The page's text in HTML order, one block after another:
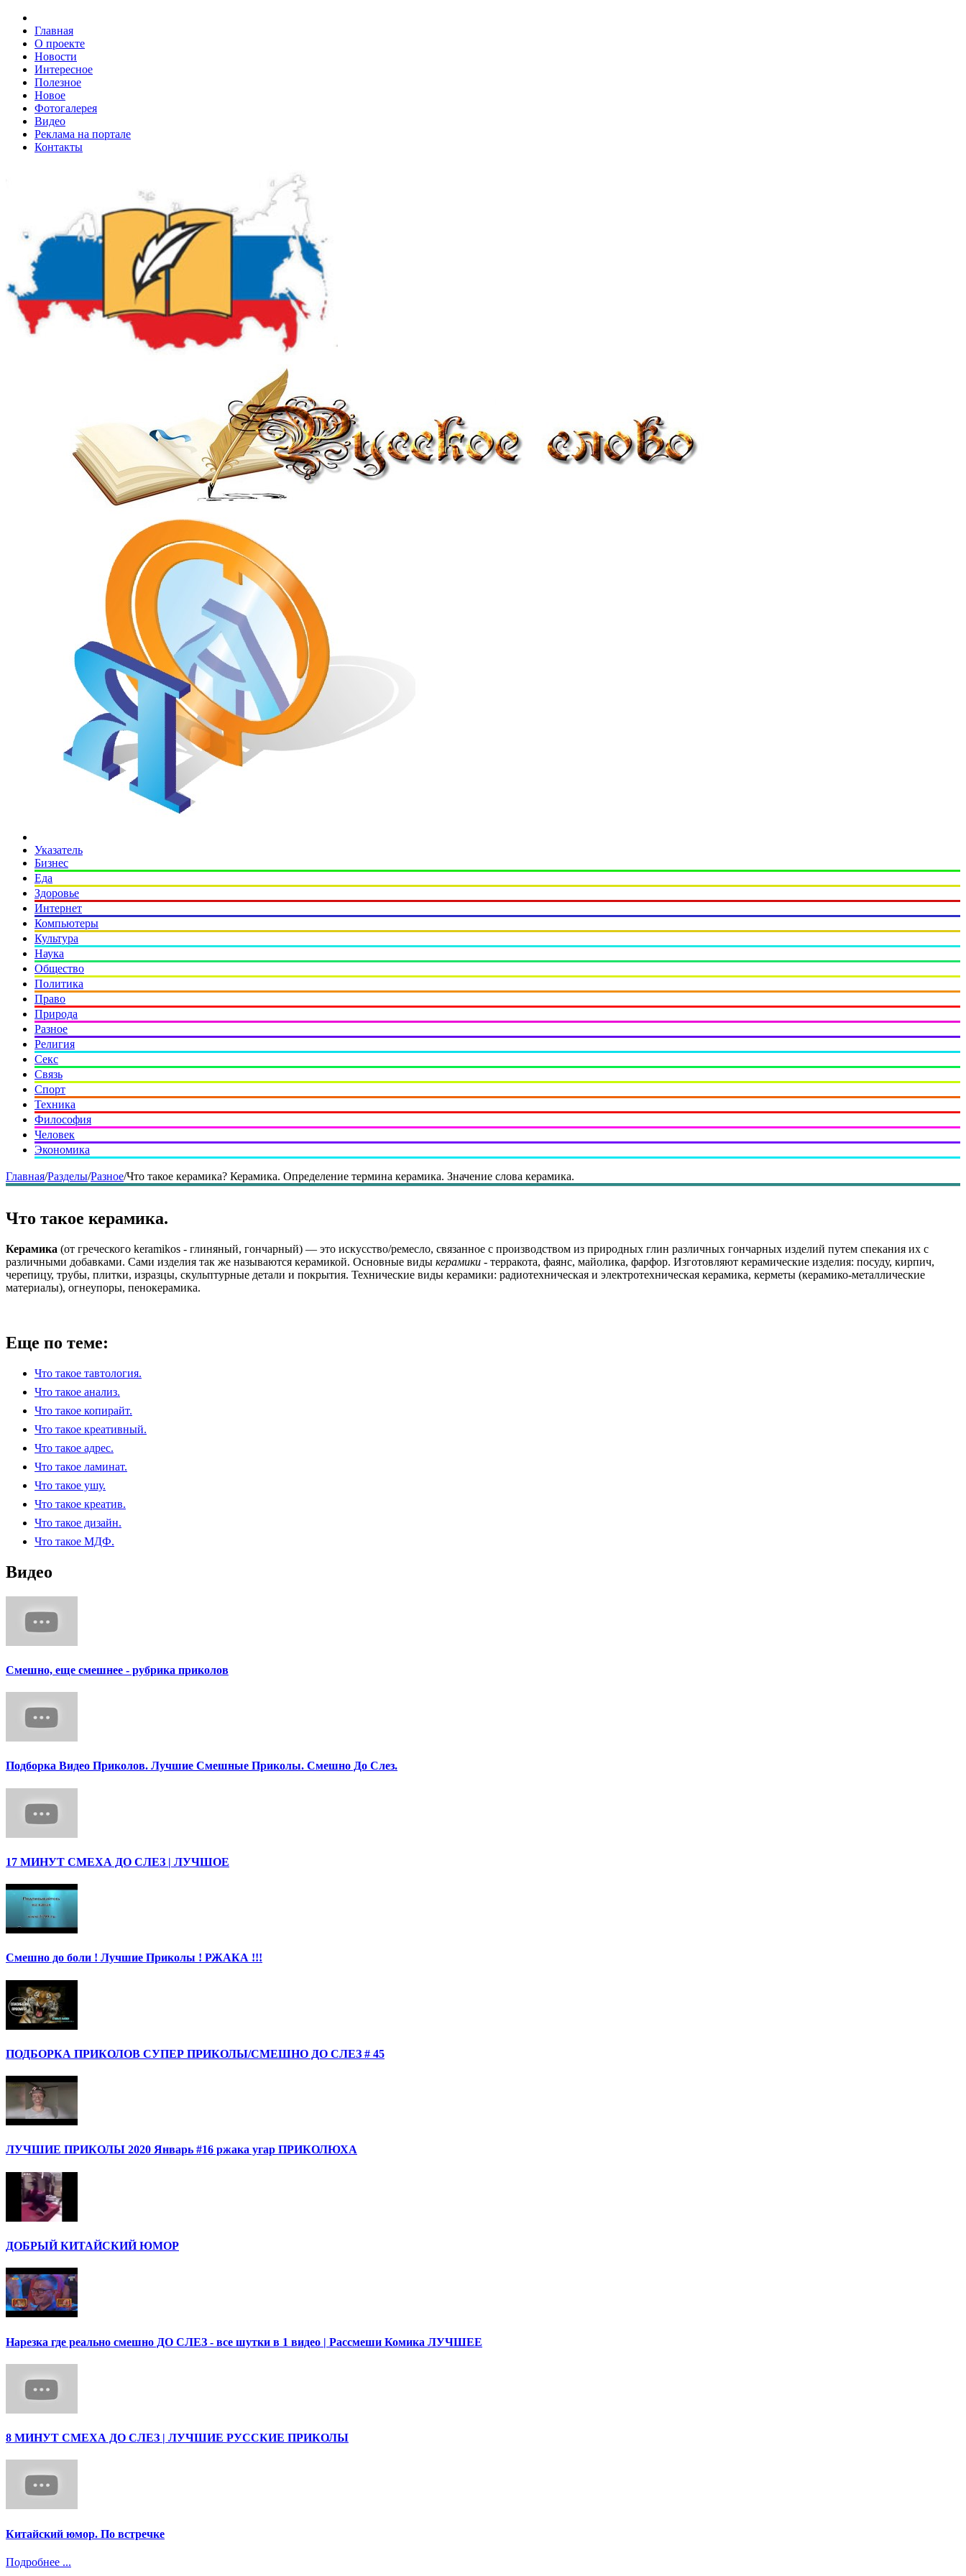
Главная
О проекте
Новости
Интересное
Полезное
Новое
Фотогалерея
Видео
Реклама на портале
Контакты
Указатель
Бизнес
Еда
Здоровье
Интернет
Компьютеры
Культура
Наука
Общество
Политика
Право
Природа
Разное
Религия
Секс
Связь
Спорт
Техника
Философия
Человек
Экономика
Главная/Разделы/Разное/Что такое керамика? Керамика. Определение термина керамика. Значение слова керамика.
Что такое керамика.
Керамика (от греческого keramikos - глиняный, гончарный) — это искусство/ремесло, связанное с производством из природных глин различных гончарных изделий путем спекания их с
различными добавками. Сами изделия так же называются керамикой. Основные виды керамики - терракота, фаянс, майолика, фарфор. Изготовляют керамические изделия: посуду, кирпич,
черепицу, трубы, плитки, изразцы, скульптурные детали и покрытия. Технические виды керамики: радиотехническая и электротехническая керамика, керметы (керамико-металлические
материалы), огнеупоры, пенокерамика.
Еще по теме:
Что такое тавтология.
Что такое анализ.
Что такое копирайт.
Что такое креативный.
Что такое адрес.
Что такое ламинат.
Что такое ушу.
Что такое креатив.
Что такое дизайн.
Что такое МДФ.
Видео
Смешно, еще смешнее - рубрика приколов
Подборка Видео Приколов. Лучшие Смешные Приколы. Смешно До Слез.
17 МИНУТ СМЕХА ДО СЛЕЗ | ЛУЧШОЕ
Смешно до боли ! Лучшие Приколы ! РЖАКА !!!
ПОДБОРКА ПРИКОЛОВ СУПЕР ПРИКОЛЫ/СМЕШНО ДО СЛЕЗ # 45
ЛУЧШИЕ ПРИКОЛЫ 2020 Январь #16 ржака угар ПРИКОЛЮХА
ДОБРЫЙ КИТАЙСКИЙ ЮМОР
Нарезка где реально смешно ДО СЛЕЗ - все шутки в 1 видео | Рассмеши Комика ЛУЧШЕЕ
8 МИНУТ СМЕХА ДО СЛЕЗ | ЛУЧШИЕ РУССКИЕ ПРИКОЛЫ
Китайский юмор. По встречке
Подробнее ...